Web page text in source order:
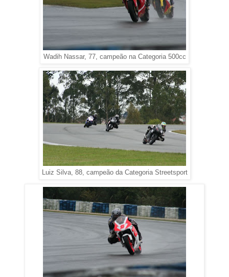
Wadih Nassar, 77, campeão na Categoria 500cc
Luiz Silva, 88, campeão da Categoria Streetsport